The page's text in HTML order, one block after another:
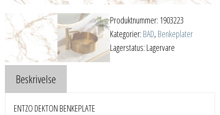
Produktnummer: 1903223
Kategorier: BAD, Benkeplater
Lagerstatus: Lagervare
Beskrivelse
ENTZO DEKTON BENKEPLATE